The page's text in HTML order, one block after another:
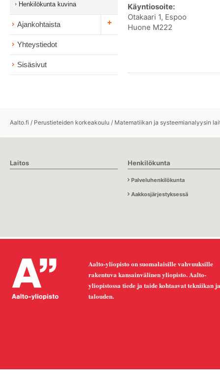
Henkilökunta kuvina
Ajankohtaista
Yhteystiedot
Sisäsivut
Käyntiosoite:
Otakaari 1, Espoo
Huone M222
Aalto.fi / Perustieteiden korkeakoulu / Matematiikan ja systeemianalyysin
Laitos Henkilökunta
Palveluhenkilökunta
Aakkosjärjestyksessä
Aalto-yliopisto on suomalaisille vahvuuksille
rakentuva kansainvälinen yliopisto. Aalto-
yliopistossa tiede ja taide kohtaavat tekniikan ja
talouden.